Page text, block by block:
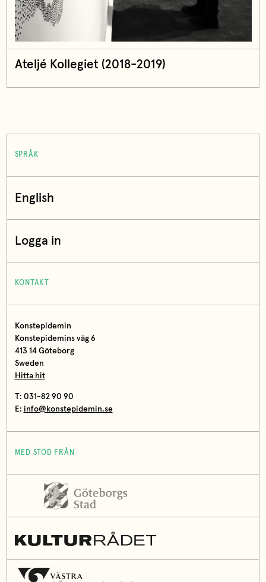
Ateljé Kollegiet (2018-2019)
SPRÅK
English
Logga in
KONTAKT
Konstepidemin
Konstepidemins väg 6
413 14 Göteborg
Sweden
Hitta hit
T: 031-82 90 90
E: info@konstepidemin.se
MED STÖD FRÅN